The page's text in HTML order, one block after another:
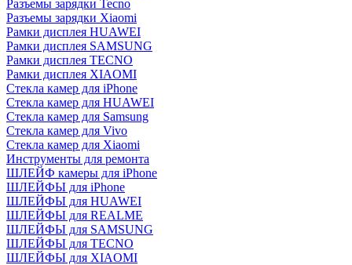
Разъемы зарядки Tecno
Разъемы зарядки Xiaomi
Рамки дисплея HUAWEI
Рамки дисплея SAMSUNG
Рамки дисплея TECNO
Рамки дисплея XIAOMI
Стекла камер для iPhone
Стекла камер для HUAWEI
Стекла камер для Samsung
Стекла камер для Vivo
Стекла камер для Xiaomi
Инструменты для ремонта
ШЛЕЙФ камеры для iPhone
ШЛЕЙФЫ для iPhone
ШЛЕЙФЫ для HUAWEI
ШЛЕЙФЫ для REALME
ШЛЕЙФЫ для SAMSUNG
ШЛЕЙФЫ для TECNO
ШЛЕЙФЫ для XIAOMI